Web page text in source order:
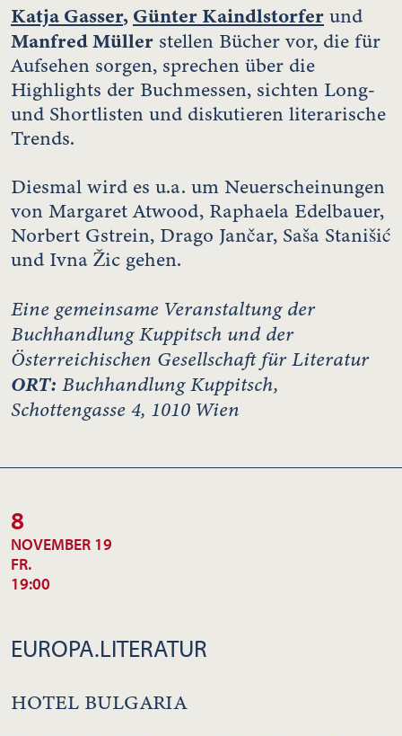
Katja Gasser,Günter Kaindlstorfer und
Manfred Müller stellen Bücher vor, die für
Aufsehen sorgen, sprechen über die
Highlights der Buchmessen, sichten Long-
und Shortlisten und diskutieren literarische
Trends.
Diesmal wird es u.a. um Neuerscheinungen
von Margaret Atwood, Raphaela Edelbauer,
Norbert Gstrein, Drago Jančar, Saša Stanišić
und Ivna Žic gehen.
Eine gemeinsame Veranstaltung der
Buchhandlung Kuppitsch und der
Österreichischen Gesellschaft für Literatur
ORT: Buchhandlung Kuppitsch,
Schottengasse 4, 1010 Wien
8
NOVEMBER 19
FR.
19:00
EUROPA.LITERATUR
HOTEL BULGARIA